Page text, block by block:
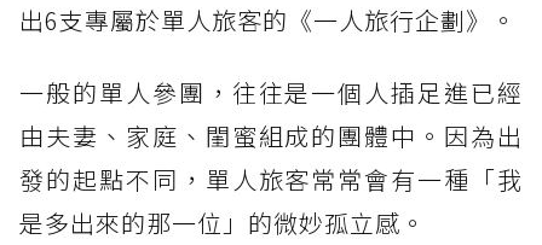
出6支專屬於單人旅客的《一人旅行企劃》。
一般的單人參團，往往是一個人插足進已經
由夫妻、家庭、閨蜜組成的團體中。因為出
發的起點不同，單人旅客常常會有一種「我
是多出來的那一位」的微妙孤立感。